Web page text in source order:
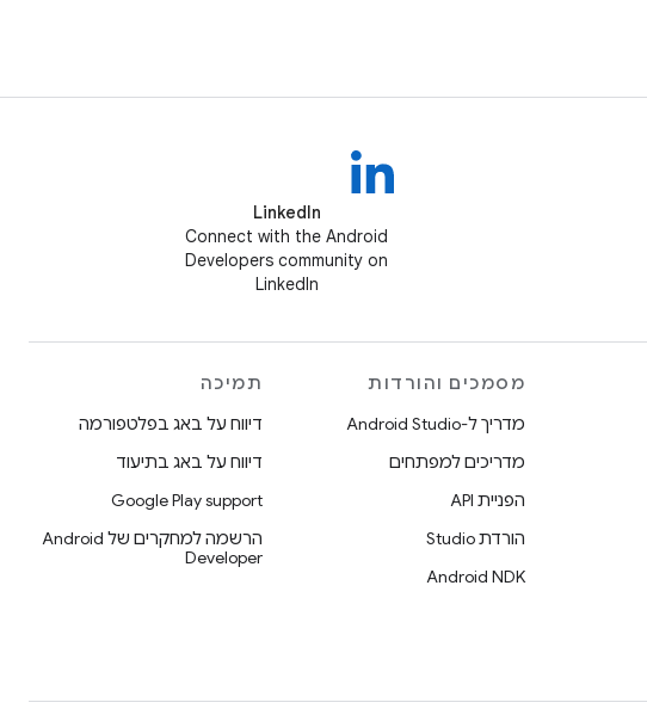
LinkedIn
Connect with the Android
Developers community on
LinkedIn
מסמכים והורדות
מדריך ל-Android Studio
מדריכים למפתחים
הפניית API
הורדת Studio
Android NDK
תמיכה
דיווח על באג בפלטפורמה
דיווח על באג בתיעוד
Google Play support
הרשמה למחקרים של Android
Developer